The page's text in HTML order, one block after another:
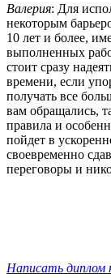
Валерия: Для
некоторым
10 лет и более,
выполненных
стоит сразу
времени, если
получать все
вам обращались,
правила и
пойдет в
своевременно
переговоры и
Написать диплом